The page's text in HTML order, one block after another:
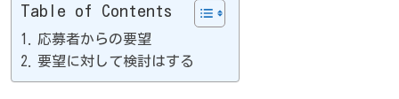
Table of Contents
応募者からの要望
要望に対して検討はする